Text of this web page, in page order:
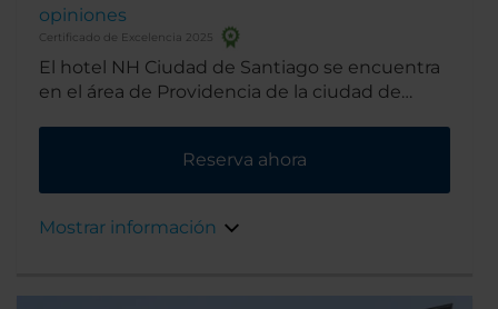
opiniones
Certificado de Excelencia 2025
El hotel NH Ciudad de Santiago se encuentra
en el área de Providencia de la ciudad de
emblemáticos de la ciudad, ya sea caminando
o tomando transporte público. Hay, además,
alrededores para el entretenimiento de
Reserva ahora
Mostrar información